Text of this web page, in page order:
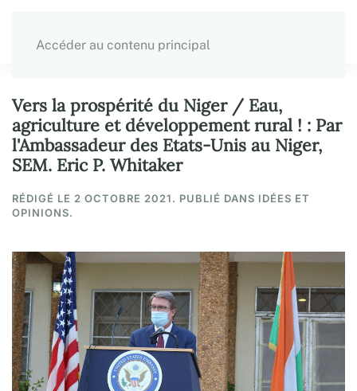
Accéder au contenu principal
Vers la prospérité du Niger / Eau,
agriculture et développement rural ! : Par
l'Ambassadeur des Etats-Unis au Niger,
SEM. Eric P. Whitaker
RÉDIGÉ LE 2 OCTOBRE 2021. PUBLIÉ DANS IDÉES ET
OPINIONS.